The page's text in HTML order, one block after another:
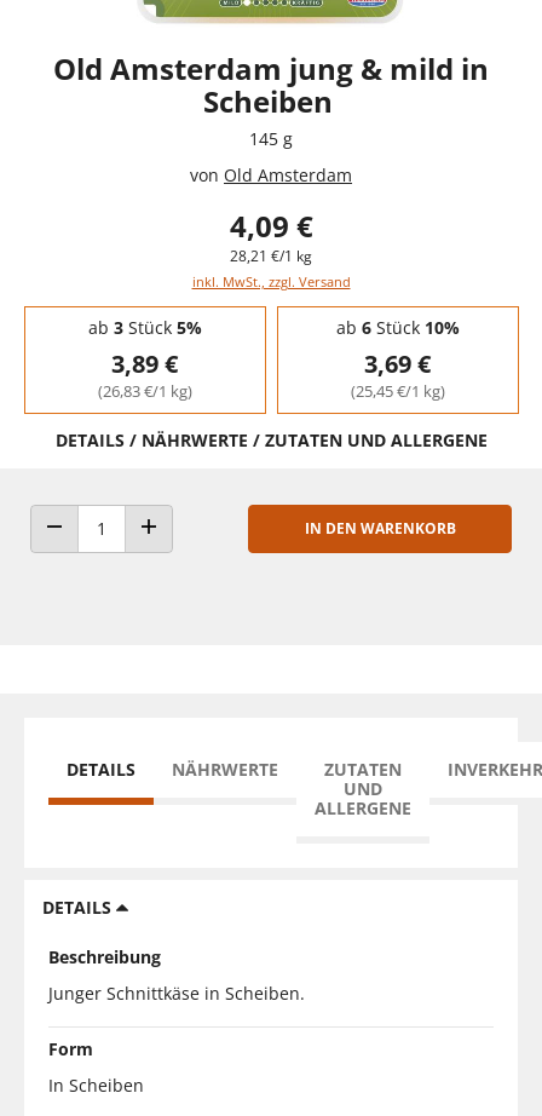
Old Amsterdam jung & mild in
Scheiben
145 g
von Old Amsterdam
4,09 €
28,21 €/1 kg
inkl. MwSt., zzgl. Versand
Staffelpreise - Mengenrabatt
ab 3Stück 5%
3,89 €
(26,83 €/1 kg)
ab 6Stück 10%
3,69 €
(25,45 €/1 kg)
DETAILS / NÄHRWERTE / ZUTATEN UND ALLERGENE
ANZAHL VERRINGERNANZAHL ERHÖHEN
IN DEN WARENKORB
DETAILS NÄHRWERTE
ZUTATEN
UND
ALLERGENE
DETAILS
Beschreibung
Junger Schnittkäse in Scheiben.
Form
In Scheiben